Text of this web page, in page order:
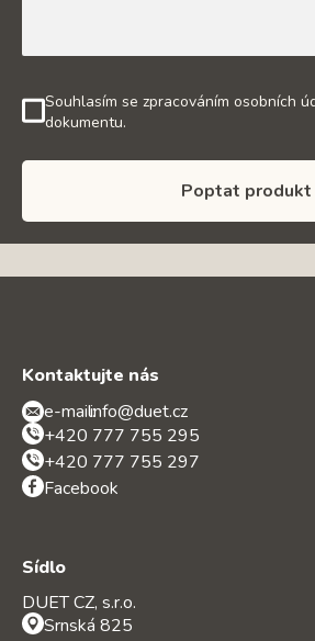
Souhlasím se zpracováním osobních
dokumentu.
Poptat produkt
Kontaktujte nás
e-mail:info@duet.cz
+420 777 755 295
+420 777 755 297
Facebook
Sídlo
DUET CZ, s.r.o.
Srnská 825